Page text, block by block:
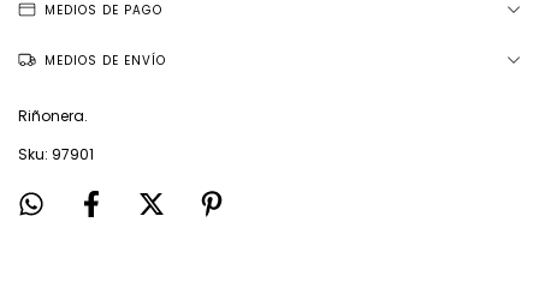
MEDIOS DE PAGO
MEDIOS DE ENVÍO
Riñonera.
Sku: 97901